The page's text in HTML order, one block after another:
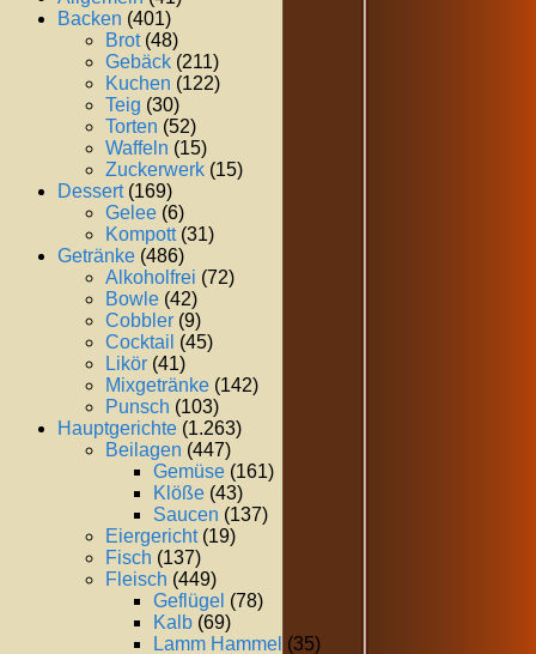
Backen (401)
Brot(48)
Gebäck (211)
Kuchen (122)
Teig (30)
Torten (52)
Waffeln (15)
Zuckerwerk (15)
Dessert(169)
Gelee (6)
Kompott(31)
Getränke (486)
Alkoholfrei (72)
Bowle (42)
Cobbler (9)
Cocktail (45)
Likör (41)
Mixgetränke (142)
Punsch (103)
Hauptgerichte (1.263)
Beilagen (447)
Gemüse (161)
Klöße (43)
Saucen (137)
Eiergericht(19)
Fisch (137)
Fleisch (449)
Geflügel (78)
Kalb (69)
Lamm Hammel (35)